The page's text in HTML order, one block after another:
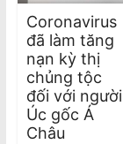
Coronavirus
đã làm tăng
nạn kỳ thị
chủng tộc
đối với người
Úc gốc Á
Châu